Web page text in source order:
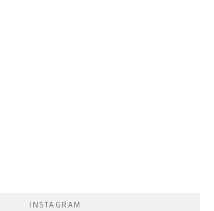
INSTAGRAM